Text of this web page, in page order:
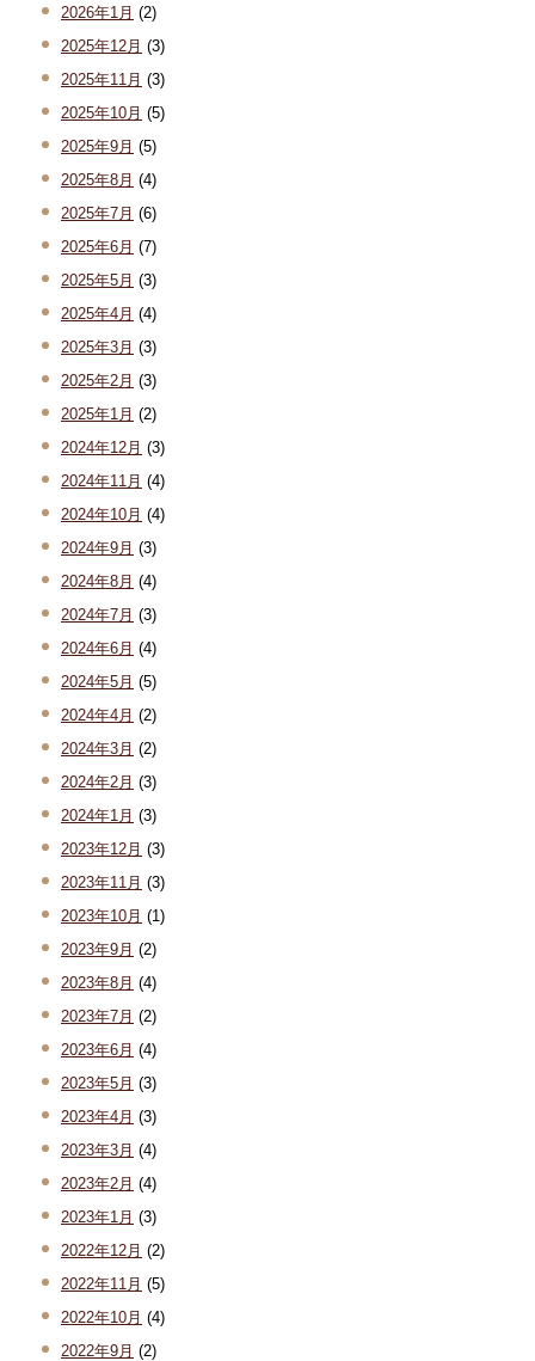
2026年1月 (2)
2025年12月 (3)
2025年11月 (3)
2025年10月 (5)
2025年9月 (5)
2025年8月 (4)
2025年7月 (6)
2025年6月 (7)
2025年5月 (3)
2025年4月 (4)
2025年3月 (3)
2025年2月 (3)
2025年1月 (2)
2024年12月 (3)
2024年11月 (4)
2024年10月 (4)
2024年9月 (3)
2024年8月 (4)
2024年7月 (3)
2024年6月 (4)
2024年5月 (5)
2024年4月 (2)
2024年3月 (2)
2024年2月 (3)
2024年1月 (3)
2023年12月 (3)
2023年11月 (3)
2023年10月 (1)
2023年9月 (2)
2023年8月 (4)
2023年7月 (2)
2023年6月 (4)
2023年5月 (3)
2023年4月 (3)
2023年3月 (4)
2023年2月 (4)
2023年1月 (3)
2022年12月 (2)
2022年11月 (5)
2022年10月 (4)
2022年9月 (2)